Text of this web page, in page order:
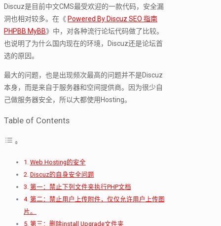
Discuz是目前中文CMS最受欢迎的一款代码，安全漏
洞也相对较多。在《 Powered By Discuz SEO 指南
PHPBB MyBB》中，对各种流行论坛代码做了比较。
也说明了为什么国内现在的环境，Discuz还是论坛首
选的原因。
最大的问题，也是出现频次最高的问题并不是Discuz
本身，而是来自于服务器和空间提供商。因为很少自
己做服务器安全，所以大都使用Hosting。
Table of Contents
Web Hosting的安全
Discuz的自身安全问题
第一：禁止下列文件夹执行PHP文档
第二：禁止用户上传附件，仅仅允许用户上传图
片。
第三：删除install Upgrade文件夹